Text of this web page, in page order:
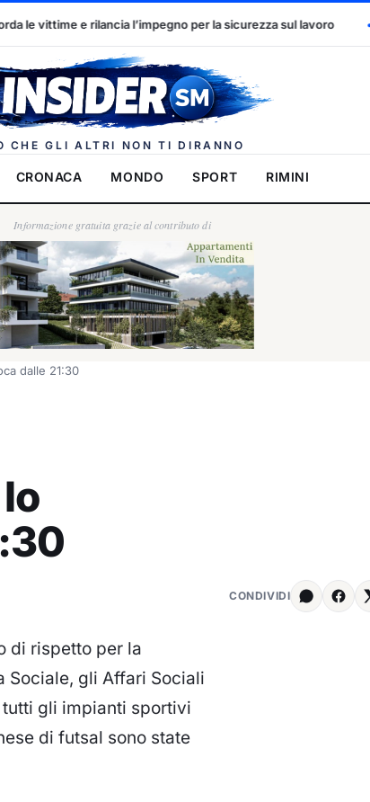
per la sicurezza sul lavoro Marcinelle, 70 anni dopo.
Insider.sm
CHE GLI ALTRI NON TI DIRANNO
CRONACA MONDO SPORT RIMINI
Informazione gratuita grazie al contributo di
dalle 21:30
CONDIVIDI
di rispetto per la
Sociale, gli Affari Sociali
gli impianti sportivi
di futsal sono state